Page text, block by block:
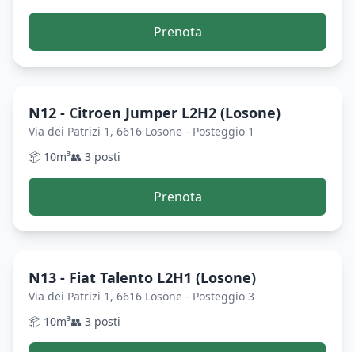
Prenota
N12 - Citroen Jumper L2H2 (Losone)
Via dei Patrizi 1, 6616 Losone - Posteggio 1
📦 10m³👥 3 posti
Prenota
N13 - Fiat Talento L2H1 (Losone)
Via dei Patrizi 1, 6616 Losone - Posteggio 3
📦 10m³👥 3 posti